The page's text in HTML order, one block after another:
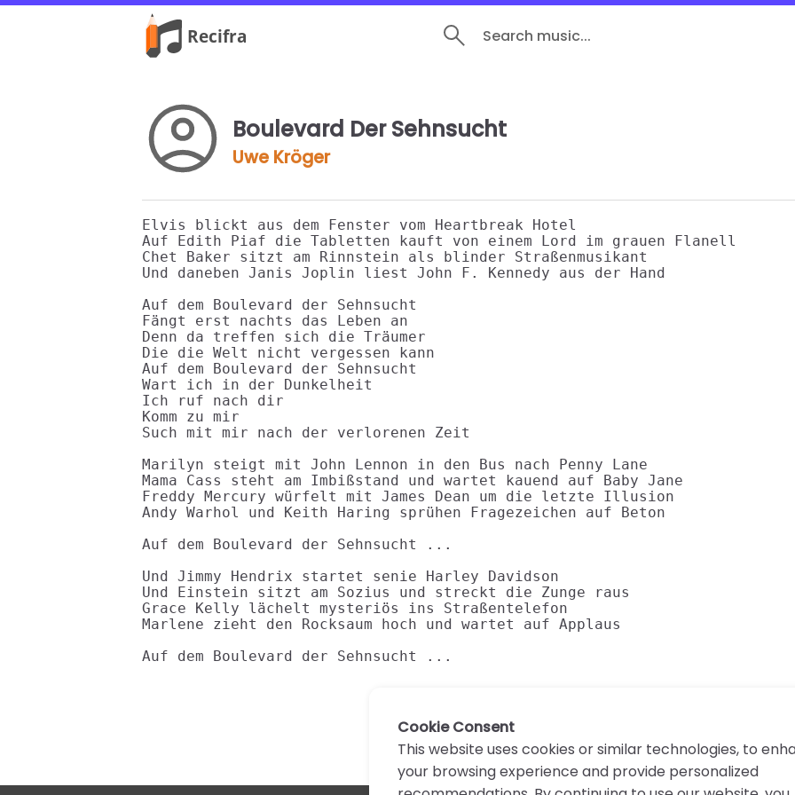
Search music...
Boulevard Der Sehnsucht
Uwe Kröger
Elvis blickt aus dem Fenster vom Heartbreak Hotel
Auf Edith Piaf die Tabletten kauft von einem Lord im grauen Flanell
Chet Baker sitzt am Rinnstein als blinder Straßenmusikant
Und daneben Janis Joplin liest John F. Kennedy aus der Hand
Auf dem Boulevard der Sehnsucht
Fängt erst nachts das Leben an
Denn da treffen sich die Träumer
Die die Welt nicht vergessen kann
Auf dem Boulevard der Sehnsucht
Wart ich in der Dunkelheit
Ich ruf nach dir
Komm zu mir
Such mit mir nach der verlorenen Zeit
Marilyn steigt mit John Lennon in den Bus nach Penny Lane
Mama Cass steht am Imbißstand und wartet kauend auf Baby Jane
Freddy Mercury würfelt mit James Dean um die letzte Illusion
Andy Warhol und Keith Haring sprühen Fragezeichen auf Beton
Auf dem Boulevard der Sehnsucht ...
Und Jimmy Hendrix startet senie Harley Davidson
Und Einstein sitzt am Sozius und streckt die Zunge raus
Grace Kelly lächelt mysteriös ins Straßentelefon
Marlene zieht den Rocksaum hoch und wartet auf Applaus
Auf dem Boulevard der Sehnsucht ...
Cookie Consent
This website uses cookies or similar technologies, to
your browsing experience and provide personalized